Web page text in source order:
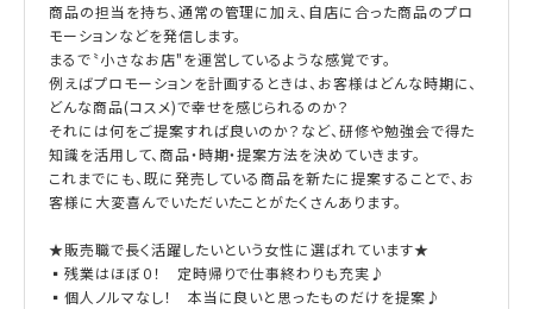
商品の担当を持ち、通常の管理に加え、自店に合った商品のプロ
モーションなどを発信します。
まるで〝小さなお店"を運営しているような感覚です。
例えばプロモーションを計画するときは、お客様はどんな時期に、
どんな商品(コスメ)で幸せを感じられるのか？
それには何をご提案すれば良いのか？など、研修や勉強会で得た
知識を活用して、商品・時期・提案方法を決めていきます。
これまでにも、既に発売している商品を新たに提案することで、お
客様に大変喜んでいただいたことがたくさんあります。
★販売職で長く活躍したいという女性に選ばれています★
▪残業はほぼ０！ 定時帰りで仕事終わりも充実♪
▪個人ノルマなし！ 本当に良いと思ったものだけを提案♪